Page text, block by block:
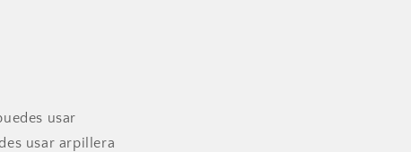
usar
usar arpillera